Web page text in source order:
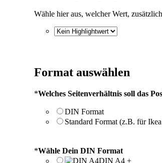
Wähle hier aus, welcher Wert,
Format auswählen
*Welches Seitenverhältnis soll das
DIN Format
Standard Format (z.B. für
*Wähle Dein DIN Format
DIN A4 +